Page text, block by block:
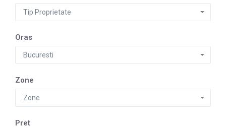
Tip Proprietate
Oras
Bucuresti
Zone
Zone
Pret